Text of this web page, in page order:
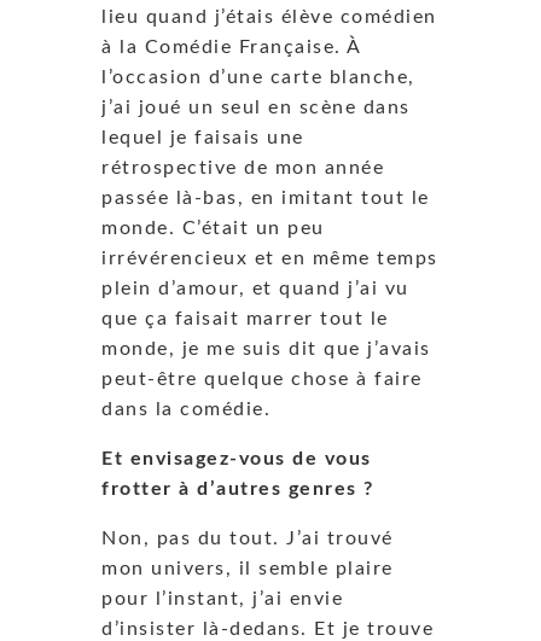
lieu quand j’étais élève comédien
à la Comédie Française. À
l’occasion d’une carte blanche,
j’ai joué un seul en scène dans
lequel je faisais une
rétrospective de mon année
passée là-bas, en imitant tout le
monde. C’était un peu
irrévérencieux et en même temps
plein d’amour, et quand j’ai vu
que ça faisait marrer tout le
monde, je me suis dit que j’avais
peut-être quelque chose à faire
dans la comédie.
Et envisagez-vous de vous
frotter à d’autres genres ?
Non, pas du tout. J’ai trouvé
mon univers, il semble plaire
pour l’instant, j’ai envie
d’insister là-dedans. Et je trouve